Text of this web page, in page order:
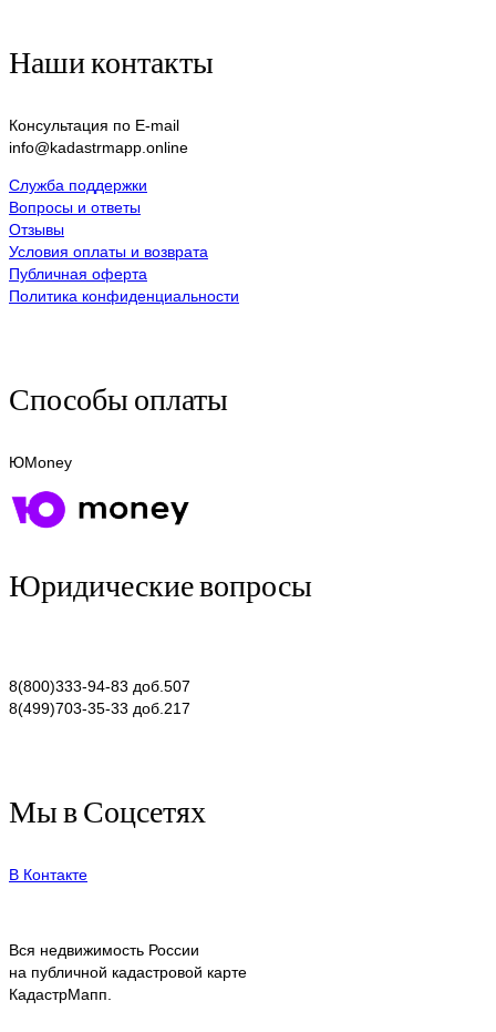
Наши контакты
Консультация по E-mail
info@kadastrmapp.online
Служба поддержки
Вопросы и ответы
Отзывы
Условия оплаты и возврата
Публичная оферта
Политика конфиденциальности
Способы оплаты
ЮMoney
Юридические вопросы
8(800)333-94-83 доб.507
8(499)703-35-33 доб.217
Мы в Соцсетях
В Контакте
Вся недвижимость России
на публичной кадастровой карте
КадастрМапп.